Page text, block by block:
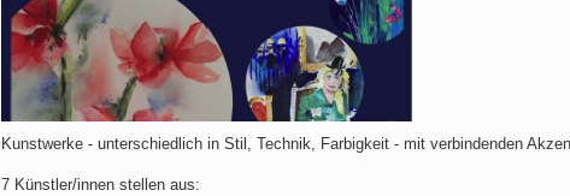
Kunstwerke - unterschiedlich in Stil, Technik, Farbigkeit - mit verbindenden
7 Künstler/innen stellen aus: